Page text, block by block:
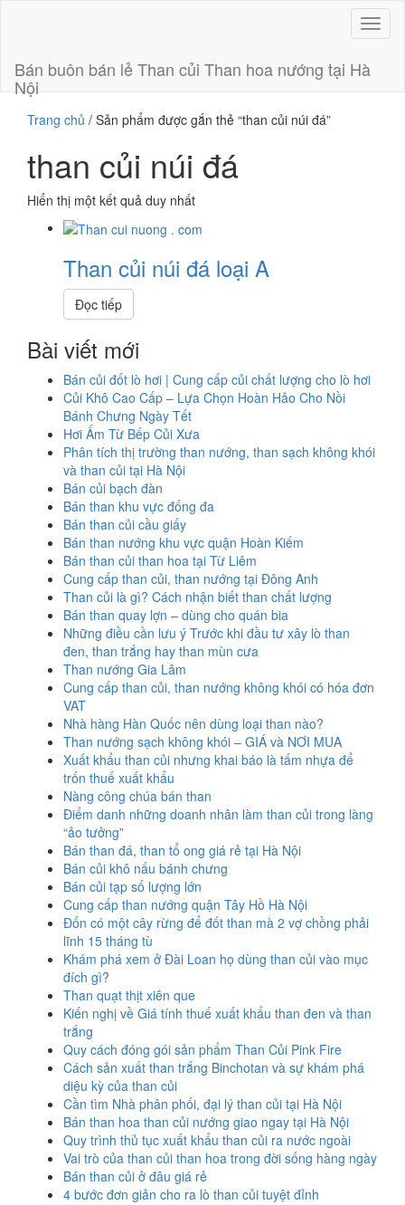
Bán buôn bán lẻ Than củi Than hoa nướng tại Hà
Nội
Trang chủ / Sản phẩm được gắn thẻ “than củi núi đá”
than củi núi đá
Hiển thị một kết quả duy nhất
Than củi núi đá loại A
Đọc tiếp
Bài viết mới
Bán củi đốt lò hơi | Cung cấp củi chất lượng cho lò hơi
Củi Khô Cao Cấp – Lựa Chọn Hoàn Hảo Cho Nồi
Bánh Chưng Ngày Tết
Hơi Ấm Từ Bếp Củi Xưa
Phân tích thị trường than nướng, than sạch không khói
và than củi tại Hà Nội
Bán củi bạch đàn
Bán than khu vực đống đa
Bán than củi cầu giấy
Bán than nướng khu vực quận Hoàn Kiếm
Bán than củi than hoa tại Từ Liêm
Cung cấp than củi, than nướng tại Đông Anh
Than củi là gì? Cách nhận biết than chất lượng
Bán than quay lợn – dùng cho quán bia
Những điều cần lưu ý Trước khi đầu tư xây lò than
đen, than trắng hay than mùn cưa
Than nướng Gia Lâm
Cung cấp than củi, than nướng không khói có hóa đơn
VAT
Nhà hàng Hàn Quốc nên dùng loại than nào?
Than nướng sạch không khói – GIÁ và NƠI MUA
Xuất khẩu than củi nhưng khai báo là tấm nhựa để
trốn thuế xuất khẩu
Nàng công chúa bán than
Điểm danh những doanh nhân làm than củi trong làng
“ảo tưởng”
Bán than đá, than tổ ong giá rẻ tại Hà Nội
Bán củi khô nấu bánh chưng
Bán củi tạp số lượng lớn
Cung cấp than nướng quận Tây Hồ Hà Nội
Đốn có một cây rừng để đốt than mà 2 vợ chồng phải
lĩnh 15 tháng tù
Khám phá xem ở Đài Loan họ dùng than củi vào mục
đích gì?
Than quạt thịt xiên que
Kiến nghị về Giá tính thuế xuất khẩu than đen và than
trắng
Quy cách đóng gói sản phẩm Than Củi Pink Fire
Cách sản xuất than trắng Binchotan và sự khám phá
diệu kỳ của than củi
Cần tìm Nhà phân phối, đại lý than củi tại Hà Nội
Bán than hoa than củi nướng giao ngay tại Hà Nội
Quy trình thủ tục xuất khẩu than củi ra nước ngoài
Vai trò của than củi than hoa trong đời sống hàng ngày
Bán than củi ở đâu giá rẻ
4 bước đơn giản cho ra lò than củi tuyệt đỉnh